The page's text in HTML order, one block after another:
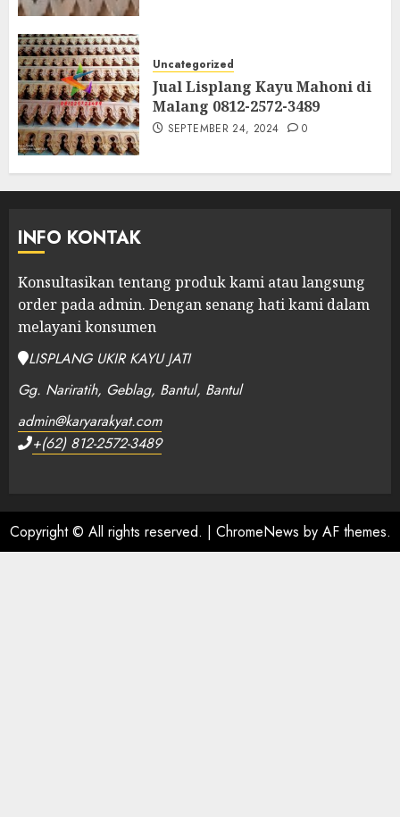
Uncategorized
Jual Lisplang Kayu Mahoni di
Malang 0812-2572-3489
SEPTEMBER 24, 2024 0
INFO KONTAK
Konsultasikan tentang produk kami atau langsung
order pada admin. Dengan senang hati kami dalam
melayani konsumen
LISPLANG UKIR KAYU JATI
Gg. Nariratih, Geblag, Bantul, Bantul
admin@karyarakyat.com
+(62) 812-2572-3489
Copyright © All rights reserved. | ChromeNews by AF themes.